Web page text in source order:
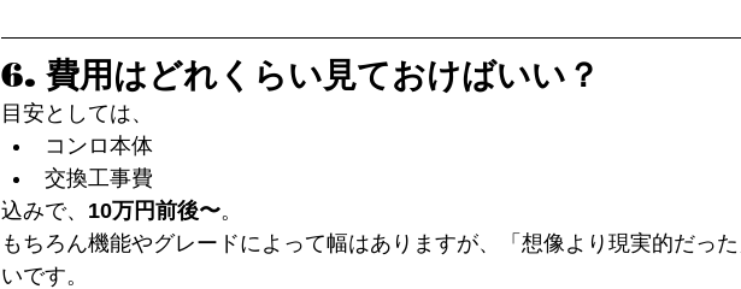
6. 費用はどれくらい見ておけばいい？
目安としては、
コンロ本体
交換工事費
込みで、 10万円前後〜。
もちろん機能やグレードによって幅はありますが、「想像より現実的だっ
いです。